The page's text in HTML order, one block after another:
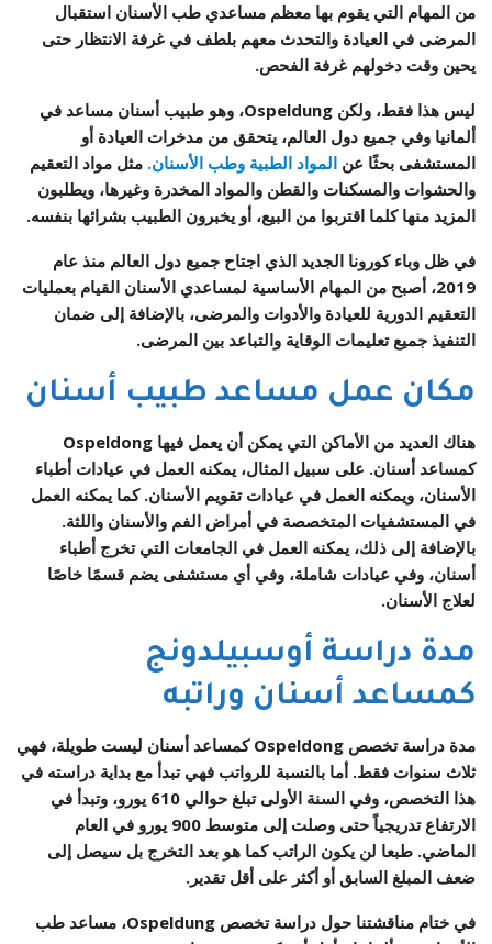
من المهام التي يقوم بها معظم مساعدي طب الأسنان استقبال
المرضى في العيادة والتحدث معهم بلطف في غرفة الانتظار حتى
يحين وقت دخولهم غرفة الفحص.
ليس هذا فقط، ولكن Ospeldung، وهو طبيب أسنان مساعد في
ألمانيا وفي جميع دول العالم، يتحقق من مدخرات العيادة أو
المستشفى بحثًا عن المواد الطبية وطب الأسنان. مثل مواد التعقيم
والحشوات والمسكنات والقطن والمواد المخدرة وغيرها، ويطلبون
المزيد منها كلما اقتربوا من البيع، أو يخبرون الطبيب بشرائها بنفسه.
في ظل وباء كورونا الجديد الذي اجتاح جميع دول العالم منذ عام
2019، أصبح من المهام الأساسية لمساعدي الأسنان القيام بعمليات
التعقيم الدورية للعيادة والأدوات والمرضى، بالإضافة إلى ضمان
التنفيذ جميع تعليمات الوقاية والتباعد بين المرضى.
مكان عمل مساعد طبيب أسنان
هناك العديد من الأماكن التي يمكن أن يعمل فيها Ospeldong
كمساعد أسنان. على سبيل المثال، يمكنه العمل في عيادات أطباء
الأسنان، ويمكنه العمل في عيادات تقويم الأسنان. كما يمكنه العمل
في المستشفيات المتخصصة في أمراض الفم والأسنان واللثة.
بالإضافة إلى ذلك، يمكنه العمل في الجامعات التي تخرج أطباء
أسنان، وفي عيادات شاملة، وفي أي مستشفى يضم قسمًا خاصًا
لعلاج الأسنان.
مدة دراسة أوسبيلدونج
كمساعد أسنان وراتبه
مدة دراسة تخصص Ospeldong كمساعد أسنان ليست طويلة، فهي
ثلاث سنوات فقط. أما بالنسبة للرواتب فهي تبدأ مع بداية دراسته في
هذا التخصص، وفي السنة الأولى تبلغ حوالي 610 يورو، وتبدأ في
الارتفاع تدريجياً حتى وصلت إلى متوسط 900 يورو في العام
الماضي. طبعا لن يكون الراتب كما هو بعد التخرج بل سيصل إلى
ضعف المبلغ السابق أو أكثر على أقل تقدير.
في ختام مناقشتنا حول دراسة تخصص
Ospeldung، مساعد طب